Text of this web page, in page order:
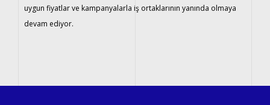
uygun fiyatlar ve kampanyalarla iş ortaklarının yanında olmaya
devam ediyor.